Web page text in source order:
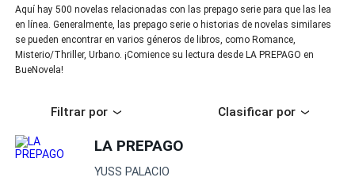
Aquí hay 500 novelas relacionadas con las prepago serie para que las lea
en línea. Generalmente, las prepago serie o historias de novelas similares
se pueden encontrar en varios géneros de libros, como Romance,
Misterio/Thriller, Urbano. ¡Comience su lectura desde LA PREPAGO en
BueNovela!
Filtrar por Clasificar por
LA PREPAGO
YUSS PALACIO